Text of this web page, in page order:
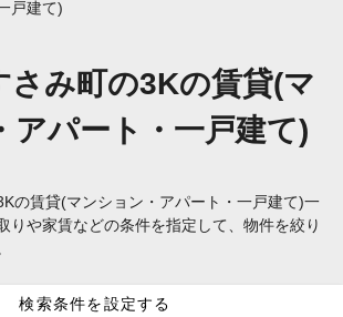
戸建て)
さみ町の3Kの賃貸(マ
アパート・一戸建て)
の賃貸(マンション・アパート・一戸建て)一
りや家賃などの条件を指定して、物件を絞り
検索条件を設定する